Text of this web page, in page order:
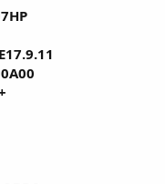
ГОСТ на
откатки
УОЗ,